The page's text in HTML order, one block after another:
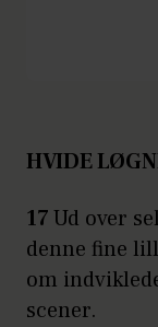
HVIDE
17Ud over
denne fine
om
scener.